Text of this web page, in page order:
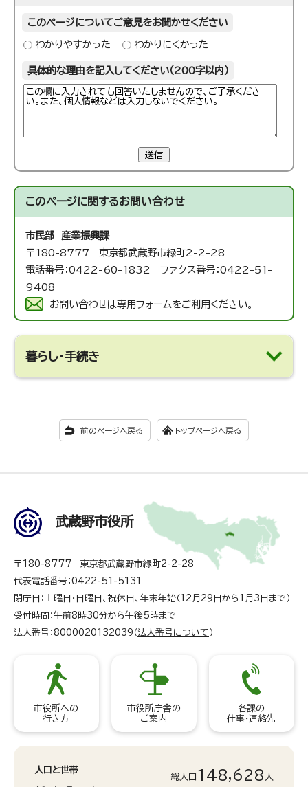
このページについてご意見をお聞かせください
わかりやすかった わかりにくかった
具体的な理由を記入してください（200字以内）
送信
このページに関するお問い合わせ
市民部 産業振興課
〒180-8777 東京都武蔵野市緑町2-2-28
電話番号：0422-60-1832 ファクス番号：0422-51-
9408
お問い合わせは専用フォームをご利用ください。
暮らし・手続き
前のページへ戻る トップページへ戻る
武蔵野市役所
〒180-8777 東京都武蔵野市緑町2-2-28
代表電話番号：0422-51-5131
閉庁日：土曜日・日曜日、祝休日、年末年始（12月29日から1月3日まで）
受付時間：午前8時30分から午後5時まで
法人番号：8000020132039（ 法人番号について ）
市役所への
行き方
市役所庁舎の
ご案内
各課の
仕事・連絡先
人口と世帯
総人口 148,628 人